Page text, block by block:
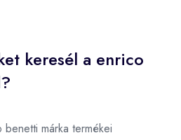
keresél a enrico
márka termékei